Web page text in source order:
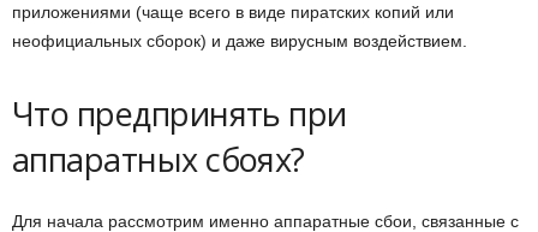
приложениями (чаще всего в виде пиратских копий или
неофициальных сборок) и даже вирусным воздействием.
Что предпринять при
аппаратных сбоях?
Для начала рассмотрим именно аппаратные сбои, связанные с